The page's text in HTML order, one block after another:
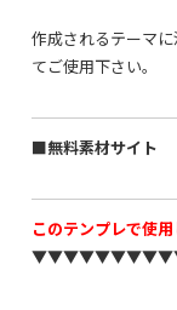
作成されるテーマ
てご使用下さい。
■無料素材サイト
このテンプレで使